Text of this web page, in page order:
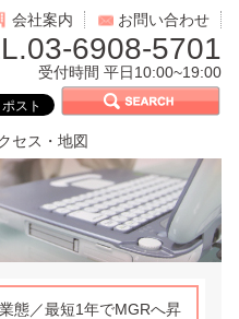
お問い合わせ
会社案内
6908-5701
受付時間 平日10:00~19:00
セス・地図
態／最短1年でMGRへ昇